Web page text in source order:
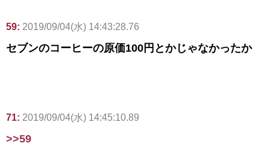
59: 2019/09/04(水) 14:43:28.76
セブンのコーヒーの原価100円とかじゃなかったか
71: 2019/09/04(水) 14:45:10.89
>>59